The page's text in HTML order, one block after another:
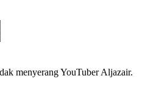
menyerang YouTuber Aljazair.